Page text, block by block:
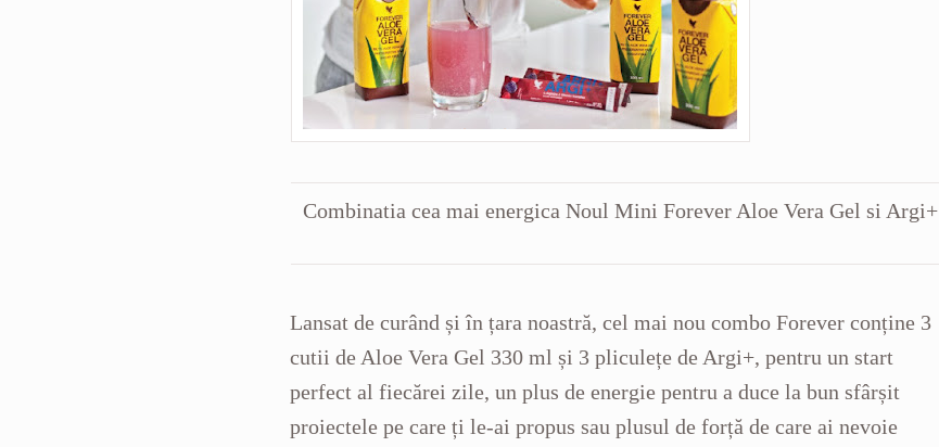
Combinatia cea mai energica Noul Mini Forever Aloe Vera Gel si Argi+
Lansat de curând și în țara noastră, cel mai nou combo Forever conține 3
cutii de Aloe Vera Gel 330 ml și 3 pliculețe de Argi+, pentru un start
perfect al fiecărei zile, un plus de energie pentru a duce la bun sfârșit
proiectele pe care ți le-ai propus sau plusul de forță de care ai nevoie